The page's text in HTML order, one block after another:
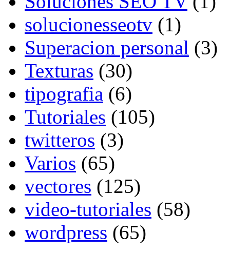
solucionesseotv (1)
Superacion personal (3)
Texturas (30)
tipografia (6)
Tutoriales (105)
twitteros (3)
Varios (65)
vectores (125)
video-tutoriales (58)
wordpress (65)